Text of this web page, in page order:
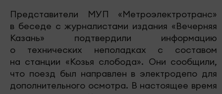
Представители МУП «Метроэлектротранс»
в беседе с журналистами издания «Вечерняя
Казань» подтвердили информацию
о технических неполадках с составом
на станции «Козья слобода». Они сообщили,
что поезд был направлен в электродепо для
дополнительного осмотра. В настоящее время